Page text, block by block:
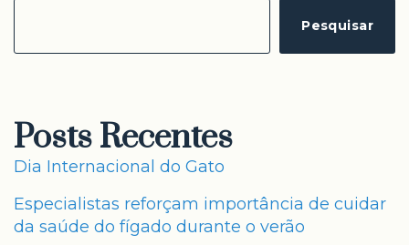
Pesquisar
Posts Recentes
Dia Internacional do Gato
Especialistas reforçam importância de cuidar
da saúde do fígado durante o verão